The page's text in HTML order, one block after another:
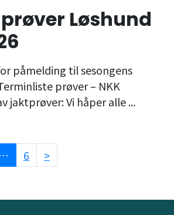
Løshund
påmelding til sesongens
prøver – NKK
jaktprøver: Vi håper alle ...
… 6 >